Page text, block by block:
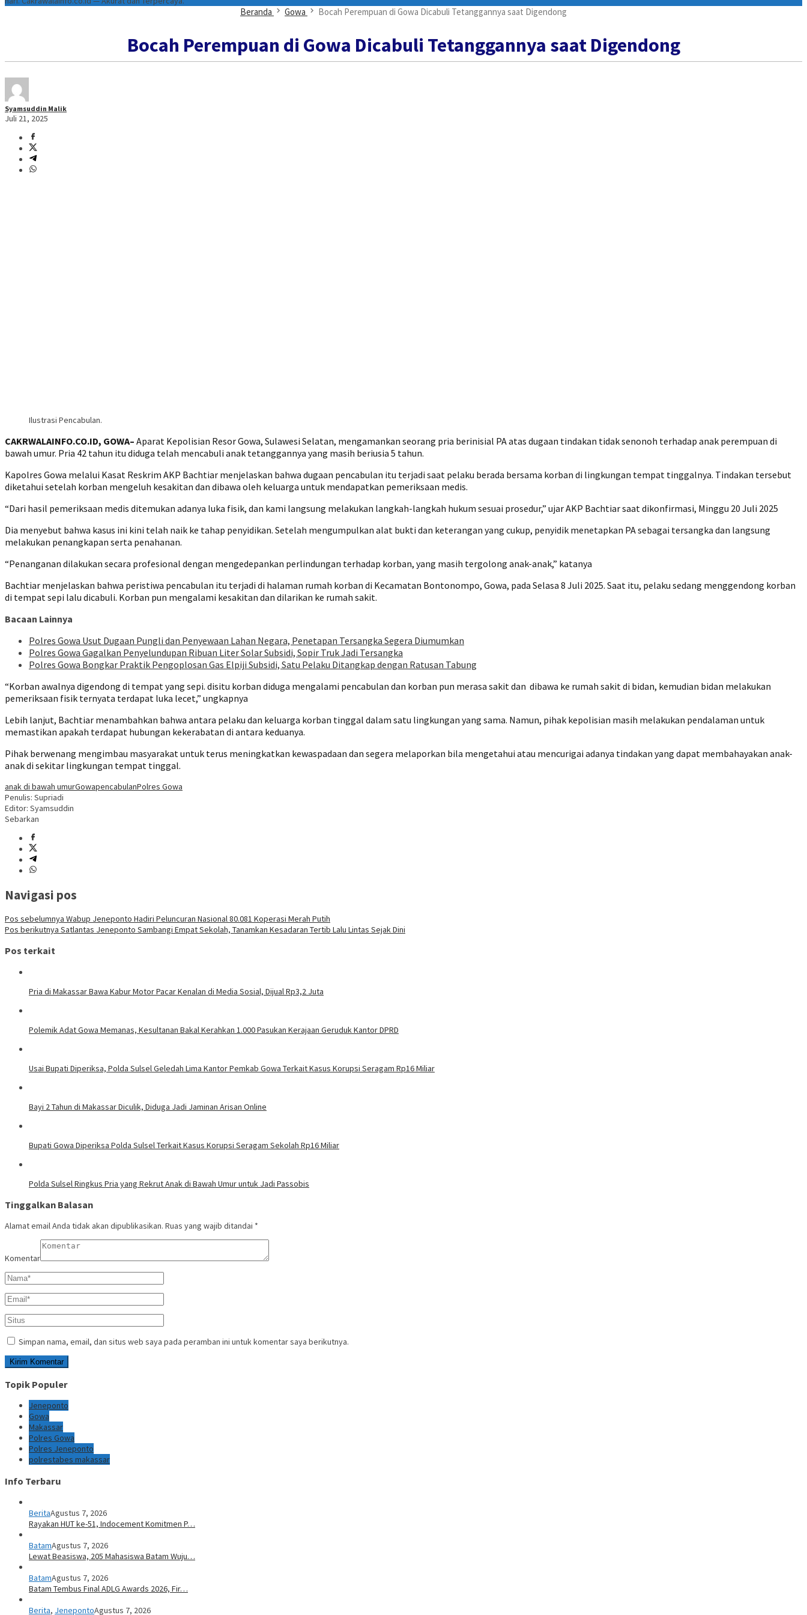
Beranda Gowa Bocah Perempuan di Gowa Dicabuli Tetanggannya saat Digendong
Bocah Perempuan di Gowa Dicabuli Tetanggannya saat Digendong
Syamsuddin Malik
Juli 21, 2025
Ilustrasi Pencabulan.
CAKRWALAINFO.CO.ID, GOWA– Aparat Kepolisian Resor Gowa, Sulawesi Selatan, mengamankan seorang pria berinisial PA atas dugaan tindakan tidak senonoh terhadap anak perempuan di
bawah umur. Pria 42 tahun itu diduga telah mencabuli anak tetanggannya yang masih beriusia 5 tahun.
Kapolres Gowa melalui Kasat Reskrim AKP Bachtiar menjelaskan bahwa dugaan pencabulan itu terjadi saat pelaku berada bersama korban di lingkungan tempat tinggalnya. Tindakan tersebut
diketahui setelah korban mengeluh kesakitan dan dibawa oleh keluarga untuk mendapatkan pemeriksaan medis.
“Dari hasil pemeriksaan medis ditemukan adanya luka fisik, dan kami langsung melakukan langkah-langkah hukum sesuai prosedur,” ujar AKP Bachtiar saat dikonfirmasi, Minggu 20 Juli 2025
Dia menyebut bahwa kasus ini kini telah naik ke tahap penyidikan. Setelah mengumpulkan alat bukti dan keterangan yang cukup, penyidik menetapkan PA sebagai tersangka dan langsung
melakukan penangkapan serta penahanan.
“Penanganan dilakukan secara profesional dengan mengedepankan perlindungan terhadap korban, yang masih tergolong anak-anak,” katanya
Bachtiar menjelaskan bahwa peristiwa pencabulan itu terjadi di halaman rumah korban di Kecamatan Bontonompo, Gowa, pada Selasa 8 Juli 2025. Saat itu, pelaku sedang menggendong korban
di tempat sepi lalu dicabuli. Korban pun mengalami kesakitan dan dilarikan ke rumah sakit.
Bacaan Lainnya
Polres Gowa Usut Dugaan Pungli dan Penyewaan Lahan Negara, Penetapan Tersangka Segera Diumumkan
Polres Gowa Gagalkan Penyelundupan Ribuan Liter Solar Subsidi, Sopir Truk Jadi Tersangka
Polres Gowa Bongkar Praktik Pengoplosan Gas Elpiji Subsidi, Satu Pelaku Ditangkap dengan Ratusan Tabung
“Korban awalnya digendong di tempat yang sepi. disitu korban diduga mengalami pencabulan dan korban pun merasa sakit dan dibawa ke rumah sakit di bidan, kemudian bidan melakukan
pemeriksaan fisik ternyata terdapat luka lecet,” ungkapnya
Lebih lanjut, Bachtiar menambahkan bahwa antara pelaku dan keluarga korban tinggal dalam satu lingkungan yang sama. Namun, pihak kepolisian masih melakukan pendalaman untuk
memastikan apakah terdapat hubungan kekerabatan di antara keduanya.
Pihak berwenang mengimbau masyarakat untuk terus meningkatkan kewaspadaan dan segera melaporkan bila mengetahui atau mencurigai adanya tindakan yang dapat membahayakan anak-
anak di sekitar lingkungan tempat tinggal.
anak di bawah umurGowapencabulanPolres Gowa
Penulis: Supriadi
Editor: Syamsuddin
Sebarkan
Navigasi pos
Pos sebelumnya Wabup Jeneponto Hadiri Peluncuran Nasional 80.081 Koperasi Merah Putih
Pos berikutnya Satlantas Jeneponto Sambangi Empat Sekolah, Tanamkan Kesadaran Tertib Lalu Lintas Sejak Dini
Pos terkait
Pria di Makassar Bawa Kabur Motor Pacar Kenalan di Media Sosial, Dijual Rp3,2 Juta
Polemik Adat Gowa Memanas, Kesultanan Bakal Kerahkan 1.000 Pasukan Kerajaan Geruduk Kantor DPRD
Usai Bupati Diperiksa, Polda Sulsel Geledah Lima Kantor Pemkab Gowa Terkait Kasus Korupsi Seragam Rp16 Miliar
Bayi 2 Tahun di Makassar Diculik, Diduga Jadi Jaminan Arisan Online
Bupati Gowa Diperiksa Polda Sulsel Terkait Kasus Korupsi Seragam Sekolah Rp16 Miliar
Polda Sulsel Ringkus Pria yang Rekrut Anak di Bawah Umur untuk Jadi Passobis
Tinggalkan Balasan
Alamat email Anda tidak akan dipublikasikan. Ruas yang wajib ditandai *
Komentar
Simpan nama, email, dan situs web saya pada peramban ini untuk komentar saya berikutnya.
Topik Populer
Jeneponto
Gowa
Makassar
Polres Gowa
Polres Jeneponto
polrestabes makassar
Info Terbaru
BeritaAgustus 7, 2026
Rayakan HUT ke-51, Indocement Komitmen P…
BatamAgustus 7, 2026
Lewat Beasiswa, 205 Mahasiswa Batam Wuju…
BatamAgustus 7, 2026
Batam Tembus Final ADLG Awards 2026, Fir…
Berita, JenepontoAgustus 7, 2026